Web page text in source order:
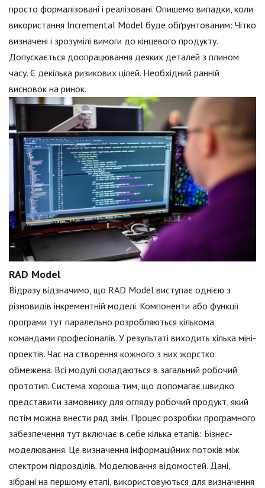
просто формалізовані і реалізовані. Опишемо випадки, коли
використання Incremental Model буде обґрунтованим: Чітко
визначені і зрозумілі вимоги до кінцевого продукту.
Допускається доопрацювання деяких деталей з плином
часу. Є декілька ризикових цілей. Необхідний ранній
висновок на ринок.
RAD Model
Відразу відзначимо, що RAD Model виступає однією з
різновидів інкрементній моделі. Компоненти або функції
програми тут паралельно розробляються кількома
командами професіоналів. У результаті виходить кілька міні-
проектів. Час на створення кожного з них жорстко
обмежена. Всі модулі складаються в загальний робочий
прототип. Система хороша тим, що допомагає швидко
представити замовнику для огляду робочий продукт, який
потім можна внести ряд змін. Процес розробки програмного
забезпечення тут включає в себе кілька етапів: Бізнес-
моделювання. Це визначення інформаційних потоків між
спектром підрозділів. Моделювання відомостей. Дані,
зібрані на першому етапі, використовуються для визначення